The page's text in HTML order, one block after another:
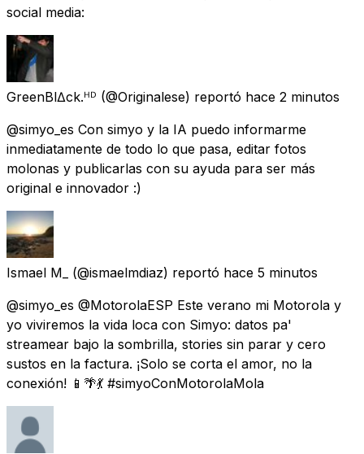
social media:
GreenBl∆ck.ᴴᴰ (@Originalese) reportó hace 2 minutos
@simyo_es Con simyo y la IA puedo informarme
inmediatamente de todo lo que pasa, editar fotos
molonas y publicarlas con su ayuda para ser más
original e innovador :)
Ismael M_ (@ismaelmdiaz) reportó hace 5 minutos
@simyo_es @MotorolaESP Este verano mi Motorola y
yo viviremos la vida loca con Simyo: datos pa'
streamear bajo la sombrilla, stories sin parar y cero
sustos en la factura. ¡Solo se corta el amor, no la
conexión! 📱🌴💃 #simyoConMotorolaMola